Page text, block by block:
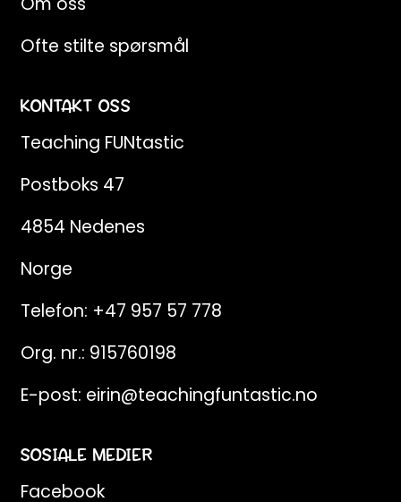
Ofte stilte spørsmål
KONTAKT OSS
Teaching FUNtastic
Postboks 47
4854 Nedenes
Norge
Telefon: +47 957 57 778
Org. nr.: 915760198
E-post: eirin@teachingfuntastic.no
SOSIALE MEDIER
Facebook